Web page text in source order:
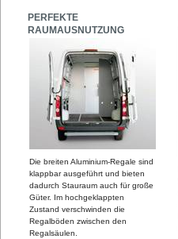
PERFEKTE
RAUMAUSNUTZUNG
Die breiten Aluminium-Regale sind
klappbar ausgeführt und bieten
dadurch Stauraum auch für große
Güter. Im hochgeklappten
Zustand verschwinden die
Regalböden zwischen den
Regalsäulen.